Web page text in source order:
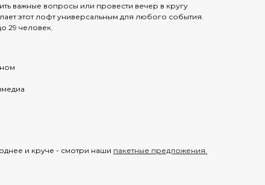
важные вопросы или провести вечер в кругу
этот лофт универсальным для любого события.
29 человек.
и круче - смотри наши пакетные предложения.